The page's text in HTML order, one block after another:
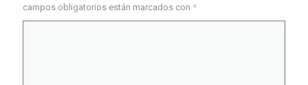
campos obligatorios están marcados con *